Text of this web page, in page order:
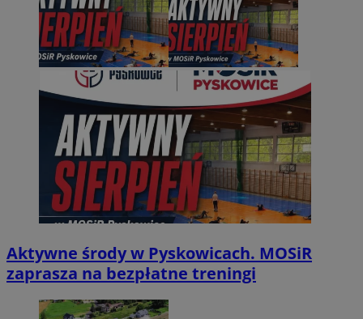
Aktywne środy w Pyskowicach. MOSiR
zaprasza na bezpłatne treningi